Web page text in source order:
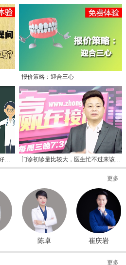
报价策略：迎合三心
如何应对患者问“你能保证给我治好吗？” 门诊初诊量比较大，医生忙不过来该怎么办？
更多
陈卓 崔庆岩
更多